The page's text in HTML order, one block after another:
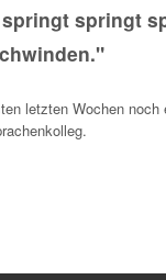
springt
letzten Wochen